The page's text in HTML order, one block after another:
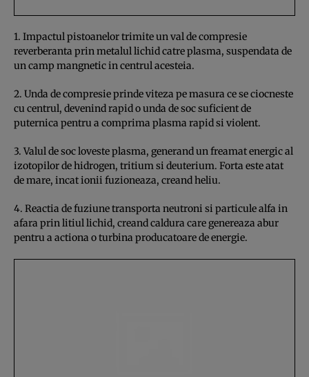
1. Impactul pistoanelor trimite un val de compresie
reverberanta prin metalul lichid catre plasma, suspendata de
un camp mangnetic in centrul acesteia.
2. Unda de compresie prinde viteza pe masura ce se ciocneste
cu centrul, devenind rapid o unda de soc suficient de
puternica pentru a comprima plasma rapid si violent.
3. Valul de soc loveste plasma, generand un freamat energic al
izotopilor de hidrogen, tritium si deuterium. Forta este atat
de mare, incat ionii fuzioneaza, creand heliu.
4. Reactia de fuziune transporta neutroni si particule alfa in
afara prin litiul lichid, creand caldura care genereaza abur
pentru a actiona o turbina producatoare de energie.